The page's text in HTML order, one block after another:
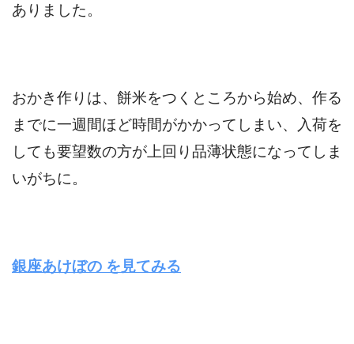
ありました。
おかき作りは、餅米をつくところから始め、作る
までに一週間ほど時間がかかってしまい、
入荷を
しても要望数の方が上回り品薄状態になってしま
いがちに。
銀座あけぼの を見てみる